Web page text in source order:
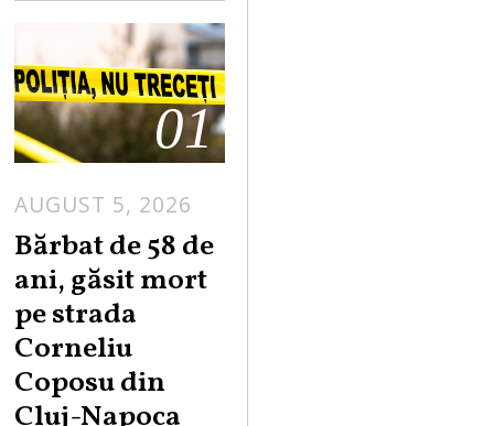
01
AUGUST 5, 2026
Bărbat de 58 de
ani, găsit mort
pe strada
Corneliu
Coposu din